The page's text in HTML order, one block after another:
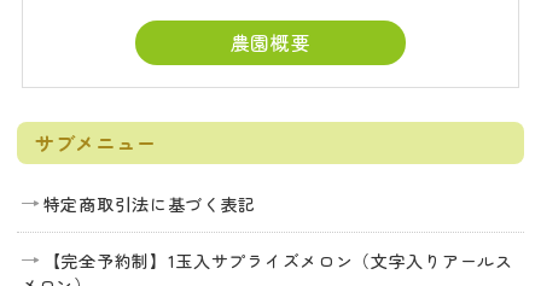
農園概要
サブメニュー
特定商取引法に基づく表記
【完全予約制】1玉入サプライズメロン（文字入りアールス